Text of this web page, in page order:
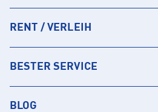
RENT / VERLEIH
BESTER SERVICE
BLOG